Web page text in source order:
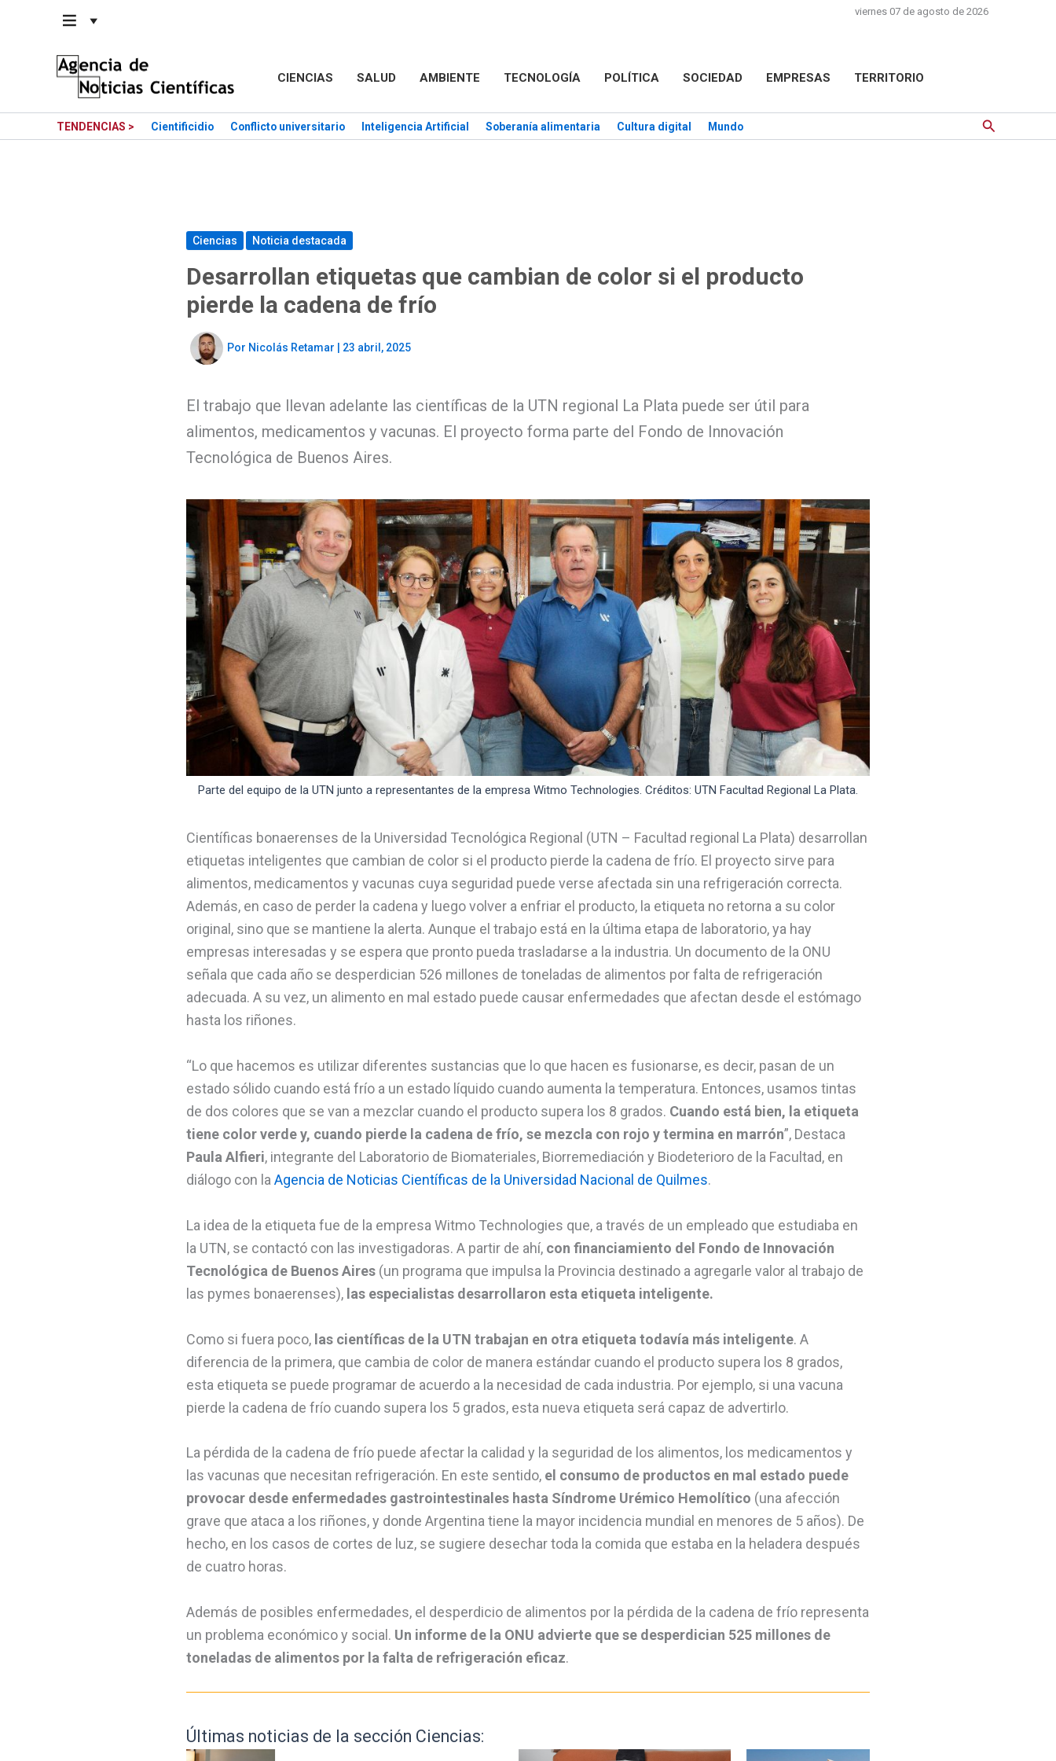
contenido
viernes 07 de agosto de 2026
CIENCIAS SALUD AMBIENTE TECNOLOGÍA POLÍTICA SOCIEDAD EMPRESAS TERRITORIO
TENDENCIAS > Cientificidio Conflicto universitario Inteligencia Artificial Soberanía alimentaria Cultura digital Mundo Buscar
Ciencias Noticia destacada
Desarrollan etiquetas que cambian de color si el producto
pierde la cadena de frío
Por Nicolás Retamar 23 abril, 2025
El trabajo que llevan adelante las científicas de la UTN regional La Plata puede ser útil para
alimentos, medicamentos y vacunas. El proyecto forma parte del Fondo de Innovación
Tecnológica de Buenos Aires.
Parte del equipo de la UTN junto a representantes de la empresa Witmo Technologies. Créditos: UTN Facultad Regional La Plata.
Científicas bonaerenses de la Universidad Tecnológica Regional (UTN – Facultad regional La Plata) desarrollan
etiquetas inteligentes que cambian de color si el producto pierde la cadena de frío. El proyecto sirve para
alimentos, medicamentos y vacunas cuya seguridad puede verse afectada sin una refrigeración correcta.
Además, en caso de perder la cadena y luego volver a enfriar el producto, la etiqueta no retorna a su color
original, sino que se mantiene la alerta. Aunque el trabajo está en la última etapa de laboratorio, ya hay
empresas interesadas y se espera que pronto pueda trasladarse a la industria. Un documento de la ONU
señala que cada año se desperdician 526 millones de toneladas de alimentos por falta de refrigeración
adecuada. A su vez, un alimento en mal estado puede causar enfermedades que afectan desde el estómago
hasta los riñones.
“Lo que hacemos es utilizar diferentes sustancias que lo que hacen es fusionarse, es decir, pasan de un
estado sólido cuando está frío a un estado líquido cuando aumenta la temperatura. Entonces, usamos tintas
de dos colores que se van a mezclar cuando el producto supera los 8 grados. Cuando está bien, la etiqueta
tiene color verde y, cuando pierde la cadena de frío, se mezcla con rojo y termina en marrón”, Destaca
Paula Alfieri, integrante del Laboratorio de Biomateriales, Biorremediación y Biodeterioro de la Facultad, en
diálogo con la Agencia de Noticias Científicas de la Universidad Nacional de Quilmes.
La idea de la etiqueta fue de la empresa Witmo Technologies que, a través de un empleado que estudiaba en
la UTN, se contactó con las investigadoras. A partir de ahí, con financiamiento del Fondo de Innovación
Tecnológica de Buenos Aires (un programa que impulsa la Provincia destinado a agregarle valor al trabajo de
las pymes bonaerenses), las especialistas desarrollaron esta etiqueta inteligente.
Como si fuera poco, las científicas de la UTN trabajan en otra etiqueta todavía más inteligente. A
diferencia de la primera, que cambia de color de manera estándar cuando el producto supera los 8 grados,
esta etiqueta se puede programar de acuerdo a la necesidad de cada industria. Por ejemplo, si una vacuna
pierde la cadena de frío cuando supera los 5 grados, esta nueva etiqueta será capaz de advertirlo.
La pérdida de la cadena de frío puede afectar la calidad y la seguridad de los alimentos, los medicamentos y
las vacunas que necesitan refrigeración. En este sentido, el consumo de productos en mal estado puede
provocar desde enfermedades gastrointestinales hasta Síndrome Urémico Hemolítico (una afección
grave que ataca a los riñones, y donde Argentina tiene la mayor incidencia mundial en menores de 5 años). De
hecho, en los casos de cortes de luz, se sugiere desechar toda la comida que estaba en la heladera después
de cuatro horas.
Además de posibles enfermedades, el desperdicio de alimentos por la pérdida de la cadena de frío representa
un problema económico y social. Un informe de la ONU advierte que se desperdician 525 millones de
toneladas de alimentos por la falta de refrigeración eficaz.
Últimas noticias de la sección Ciencias: